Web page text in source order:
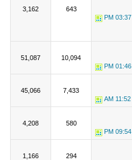
03:37 PM
643
3,162
01:46 PM
10,094
51,087
11:52 AM
7,433
45,066
09:54 PM
580
4,208
294
1,166